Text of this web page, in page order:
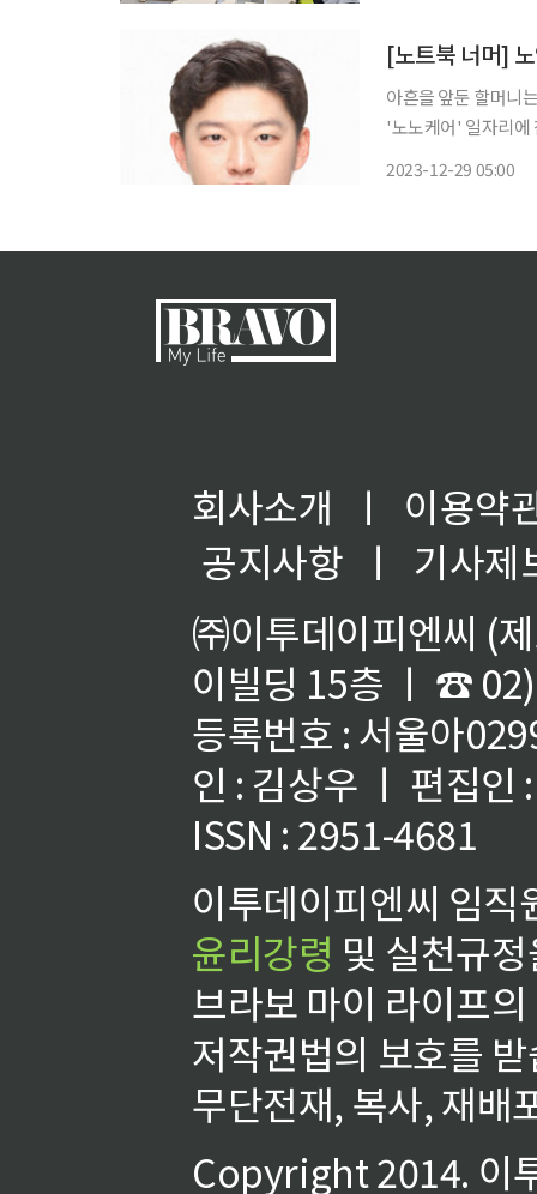
[노트북 너머]
아흔을 앞둔 할머니
'노노케어' 일자리에
2023-12-29 05:00
회사소개 ㅣ
이용약
공지사항
ㅣ
기사제
㈜이투데이피엔씨 (
이빌딩 15층 ㅣ ☎
등록번호 : 서울아
인 : 김상우 ㅣ 편집인
ISSN : 2951-4681
이투데이피엔씨 임
윤리강령 및 실천규
브라보 마이 라이프
저작권법의 보호를
무단전재, 복사, 재배
Copyright 2014. 이